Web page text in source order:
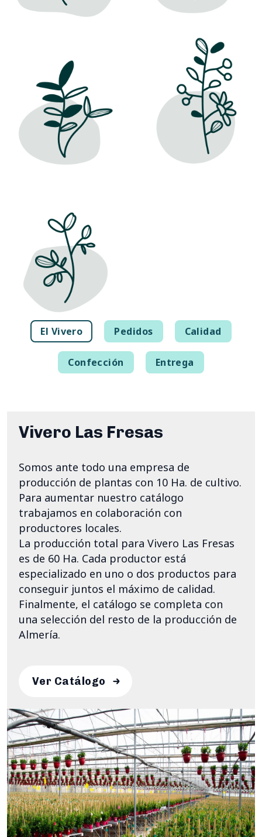
El Vivero Pedidos Calidad
Confección Entrega
Vivero Las Fresas
Somos ante todo una empresa de
producción de plantas con 10 Ha. de cultivo.
Para aumentar nuestro catálogo
trabajamos en colaboración con
productores locales.
La producción total para Vivero Las Fresas
es de 60 Ha. Cada productor está
especializado en uno o dos productos para
conseguir juntos el máximo de calidad.
Finalmente, el catálogo se completa con
una selección del resto de la producción de
Almería.
Ver Catálogo